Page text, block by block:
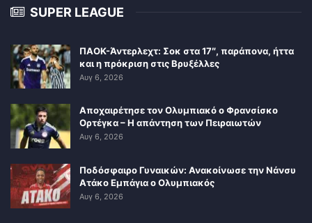
SUPER LEAGUE
ΠΑΟΚ-Άντερλεχτ: Σοκ στα 17″, παράπονα, ήττα
και η πρόκριση στις Βρυξέλλες
Αυγ 6, 2026
Αποχαιρέτησε τον Ολυμπιακό ο Φρανσίσκο
Ορτέγκα – Η απάντηση των Πειραιωτών
Αυγ 6, 2026
Ποδόσφαιρο Γυναικών: Ανακοίνωσε την Νάνσυ
Ατάκο Εμπάγια ο Ολυμπιακός
Αυγ 6, 2026